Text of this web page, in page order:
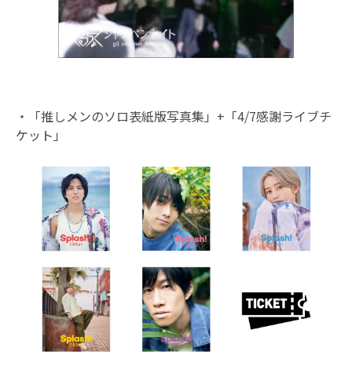
・「推しメンのソロ表紙版写真集」+「4/7感謝ライブチ
ケット」